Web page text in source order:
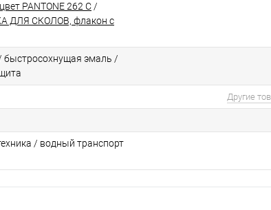
PANTONE 262 C /
ДЛЯ СКОЛОВ, флакон с
быстросохнущая эмаль /
Другие
/ водный транспорт